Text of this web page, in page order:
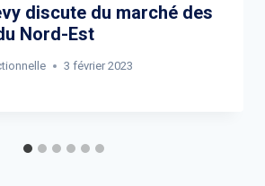
discute du marché des
Nord-Est
3 février 2023